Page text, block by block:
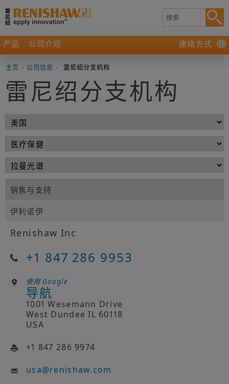
产品 公司介绍 連絡方式
主页 - 公司信息 - 雷尼绍分支机构
雷尼绍分支机构
销售与支持
伊利诺伊
Renishaw Inc
+1 847 286 9953
使用 Google
导航
1001 Wesemann Drive
West Dundee IL 60118
USA
+1 847 286 9974
usa@renishaw.com